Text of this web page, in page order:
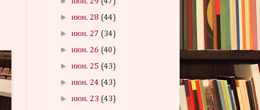
►июн. 28 (44)
►июн. 27 (34)
►июн. 26 (40)
►июн. 25 (43)
►июн. 24 (43)
►июн. 23 (43)